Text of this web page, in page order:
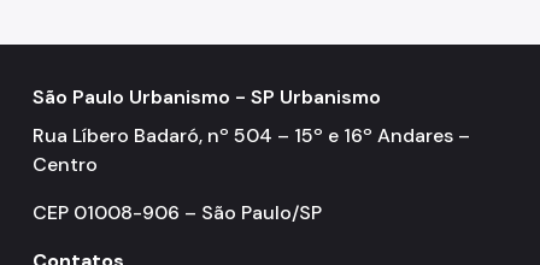
São Paulo Urbanismo - SP Urbanismo
Rua Líbero Badaró, nº 504 – 15º e 16º Andares –
Centro
CEP 01008-906 – São Paulo/SP